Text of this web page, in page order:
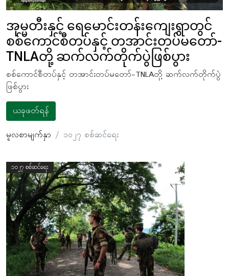
အုမ္မတီးနှင့် ရေမောင်းတန်းကျေးရွာတွင်
စစ်ကောင်စီတပ်နှင့် တအာင်းတပ်မတော်-
TNLAတို့ ဆက်လက်တိုက်ပွဲဖြစ်ပွား
စစ်ကောင်စီတပ်နှင့် တအာင်းတပ်မတော်-TNLAတို့ ဆက်လက်တိုက်ပွဲ
ဖြစ်ပွား
ယခုဖတ်ရန်
မူလစာမျက်နှာ
၁၀၂၇ စစ်ဆင်ရေး
၁၀၂၇ စစ်ဆင်ရေး